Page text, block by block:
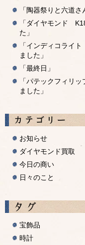
「陶器祭りと六道さ
「ダイヤモンド
た」
「インディコラ
ました」
「最終日」
「パテックフィ
ました」
お知らせ
ダイヤモンド買取
今日の商い
日々のこと
宝飾品
時計